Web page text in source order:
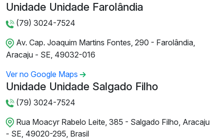
Unidade Unidade Farolândia
(79) 3024-7524
Av. Cap. Joaquim Martins Fontes, 290 - Farolândia,
Aracaju - SE, 49032-016
Ver no Google Maps
Unidade Unidade Salgado Filho
(79) 3024-7524
Rua Moacyr Rabelo Leite, 385 - Salgado Filho, Aracaju
- SE, 49020-295, Brasil